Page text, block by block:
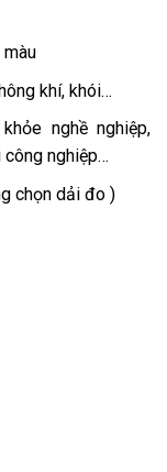
màu
khí, khói…
nghề nghiệp,
công nghiệp…
chọn dải đo )